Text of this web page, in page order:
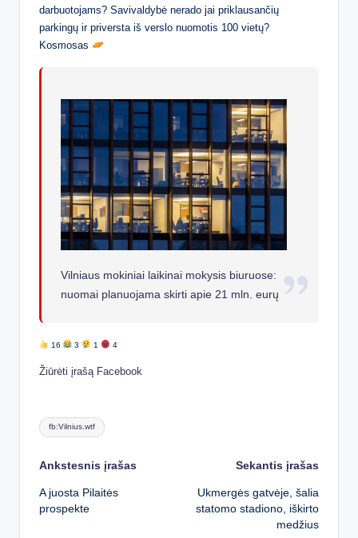
darbuotojams? Savivaldybė nerado jai priklausančių
parkingų ir priversta iš verslo nuomotis 100 vietų?
Kosmosas
Vilniaus mokiniai laikinai mokysis biuruose:
nuomai planuojama skirti apie 21 mln. eurų
16 3 1 4
Žiūrėti įrašą Facebook
Tags:
fb:Vilnius.wtf
Post
navigation
Ankstesnis įrašas
A juosta Pilaitės
prospekte
Sekantis įrašas
Ukmergės gatvėje, šalia
statomo stadiono, iškirto
medžius